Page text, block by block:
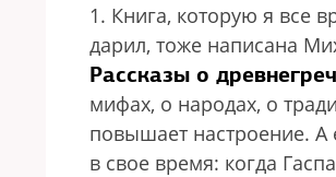
1. Книга, которую я все
дарил, тоже написана
Рассказы о
мифах, о народах, о
повышает настроение.
в свое время: когда